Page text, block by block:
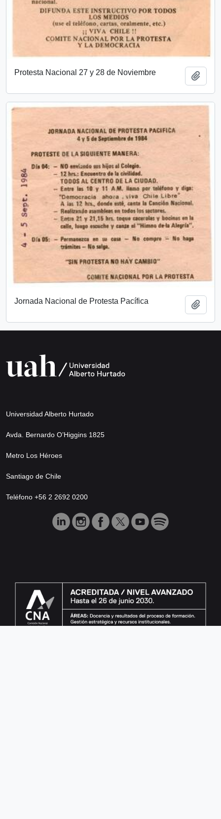
Protesta Nacional 27 y 28 de Noviembre
Jornada Nacional de Protesta Pacífica
Universidad Alberto Hurtado
Avda. Bernardo O’Higgins 1825
Metro Los Héroes
Santiago de Chile
Teléfono +56 2 2692 0200